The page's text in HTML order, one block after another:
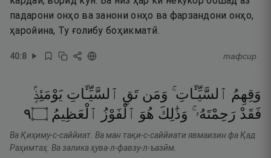
падарони онҳо ва занони онҳо ва фарзандони онҳо,
ҳаройина, Ту ғолибу боҳикматӣ.
40:8 тафсир
وَقِهِمُ ٱلسَّيِّـَٔاتِ ۚ وَمَن تَقِ ٱلسَّيِّـَٔاتِ يَوْمَئِذٍۢ
فَقَدْ رَحِمْتَهُۥ ۚ وَذَٰلِكَ هُوَ ٱلْفَوْزُ ٱلْعَظِيمُ ۝٩
Ва Қиҳиму-с-саййиат. Ва ман тақи-с-саййиати явмаизин фа Қад
Раҳимтаҳ. Ва залика ҳува-л-фавзу-л-ъазӣм.